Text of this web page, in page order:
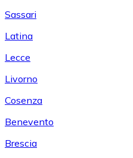
Sassari
Latina
Lecce
Livorno
Cosenza
Benevento
Brescia